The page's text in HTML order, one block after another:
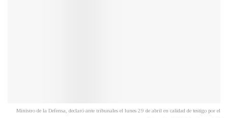
Ministro de la Defensa, declaró ante tribunales el lunes 29 de abril en calidad de testigo por el